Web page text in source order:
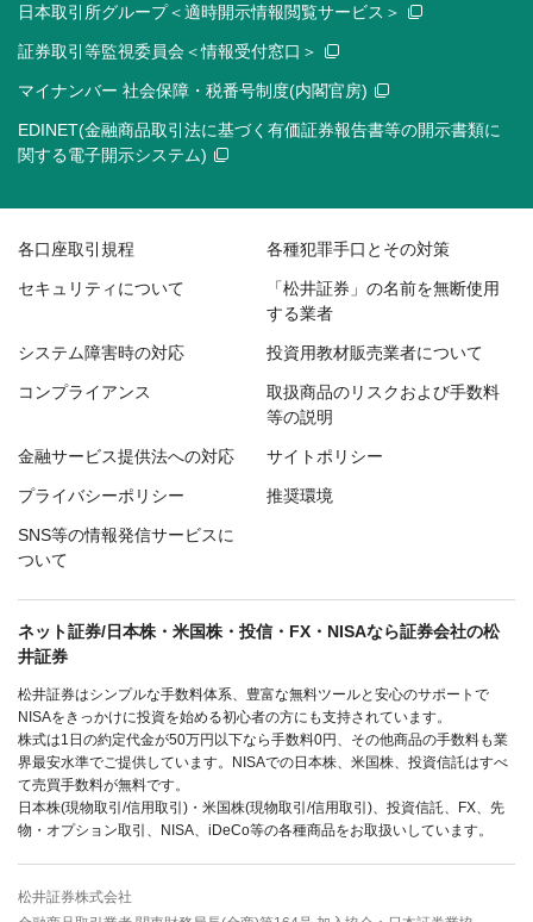
日本取引所グループ＜適時開示情報閲覧サービス＞
証券取引等監視委員会＜情報受付窓口＞
マイナンバー 社会保障・税番号制度(内閣官房)
EDINET(金融商品取引法に基づく有価証券報告書等の開示書類に
関する電子開示システム)
各口座取引規程 各種犯罪手口とその対策
セキュリティについて
「松井証券」の名前を無断使用
する業者
システム障害時の対応 投資用教材販売業者について
コンプライアンス
取扱商品のリスクおよび手数料
等の説明
金融サービス提供法への対応 サイトポリシー
プライバシーポリシー 推奨環境
SNS等の情報発信サービスに
ついて
ネット証券/日本株・米国株・投信・FX・NISAなら証券会社の松
井証券
松井証券はシンプルな手数料体系、豊富な無料ツールと安心のサポートで
NISAをきっかけに投資を始める初心者の方にも支持されています。
株式は1日の約定代金が50万円以下なら手数料0円、その他商品の手数料も業
界最安水準でご提供しています。NISAでの日本株、米国株、投資信託はすべ
て売買手数料が無料です。
日本株(現物取引/信用取引)・米国株(現物取引/信用取引)、投資信託、FX、先
物・オプション取引、NISA、iDeCo等の各種商品をお取扱いしています。
松井証券株式会社